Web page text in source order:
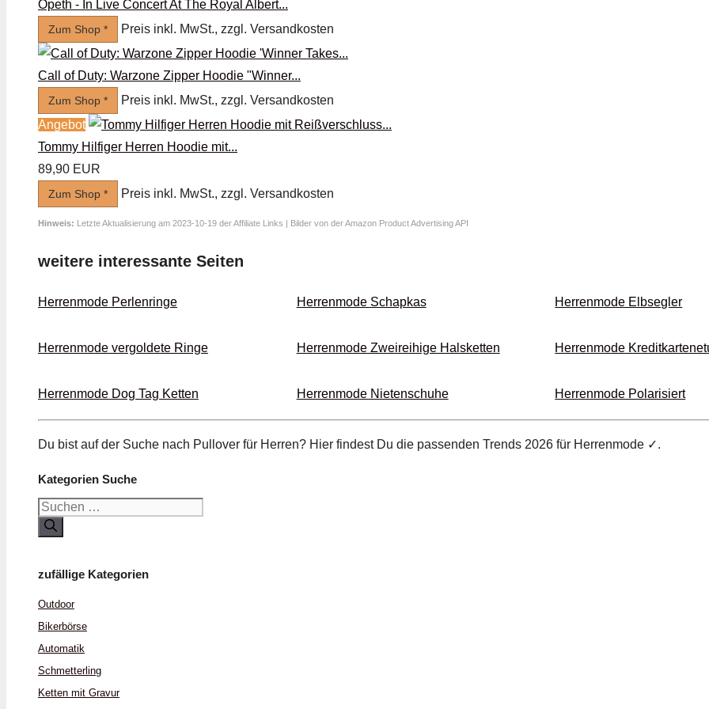
Opeth - In Live Concert At The Royal Albert...
Zum Shop * Preis inkl. MwSt., zzgl. Versandkosten
Call of Duty: Warzone Zipper Hoodie "Winner...
Zum Shop *
Preis inkl. MwSt., zzgl. Versandkosten
Angebot
Tommy Hilfiger Herren Hoodie mit...
89,90 EUR
Zum Shop * Preis inkl. MwSt., zzgl. Versandkosten
Hinweis: Letzte Aktualisierung am 2023-10-19 der Affiliate Links | Bilder von der Amazon Product Advertising API
weitere interessante Seiten
Herrenmode Perlen­ringe Herrenmode Schapkas Herrenmode Elbsegler
Herrenmode vergoldete Ringe Herrenmode Zwei­reihige Halsketten Herrenmode
Herrenmode Dog Tag Ketten Herrenmode Nieten­schuhe Herrenmode Polarisiert
Du bist auf der Suche nach Pullover für Herren? Hier findest Du die passenden Trends 2026 für Herrenmode ✓.
Kategorien Suche
Suchen
nach:
zufällige Kategorien
Outdoor
Biker­börse
Automatik
Schmetter­ling
Ketten mit Gravur